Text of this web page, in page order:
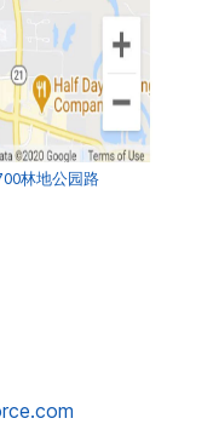
林地公园路